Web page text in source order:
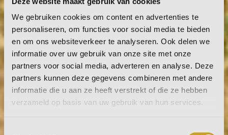
We gebruiken cookies om content en advertenties te
personaliseren, om functies voor social media te bieden
en om ons websiteverkeer te analyseren. Ook delen we
informatie over uw gebruik van onze site met onze
partners voor social media, adverteren en analyse. Deze
partners kunnen deze gegevens combineren met andere
informatie die u aan ze heeft verstrekt of die ze hebben
verzameld op basis van uw gebruik van hun services.